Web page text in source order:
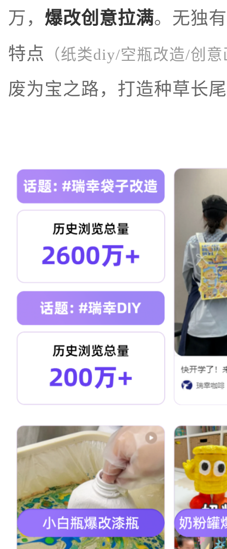
万， 爆改创意拉满。无独
特点
（纸类diy/空瓶改造/创
废为宝之路，打造种草长